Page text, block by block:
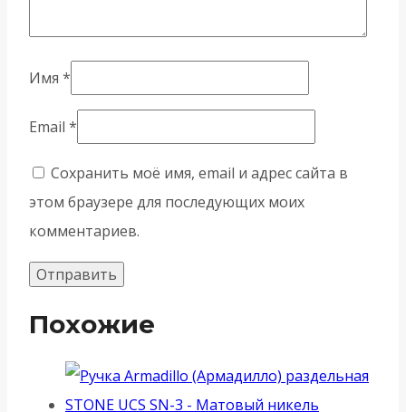
Имя *
Email *
Сохранить моё имя, email и адрес сайта в
этом браузере для последующих моих
комментариев.
Похожие